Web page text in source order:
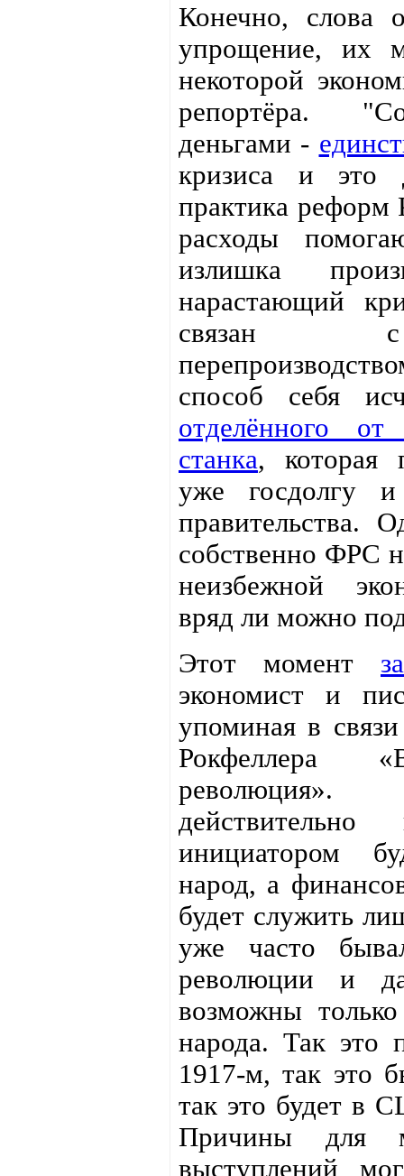
Конечно, слова
упрощение, их
некоторой
репортёра.
деньгами -
кризиса и это
практика реформ
расходы
излишка
нарастающий
связан с
способ себя
отделённого от
станка, которая
уже госдолгу
правительства.
собственно ФРС
неизбежной
вряд ли можно
Этот момент
экономист и
упоминая в
Рокфеллера
инициатором
народ, а
будет служить
уже часто
революции и
возможны
народа. Так это
1917-м, так это
так это будет в
Причины для
выступлений